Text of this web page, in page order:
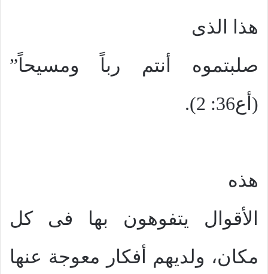
هذا الذى
صلبتموه أنتم رباً ومسيحاً”
(أع36: 2).
هذه
الأقوال يتفوهون بها فى كل
مكان، ولديهم أفكار معوجة عنها